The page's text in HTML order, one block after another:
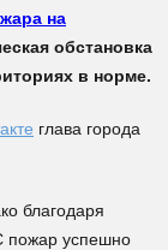
на
обстановка
в норме.
глава города
благодаря
пожар успешно